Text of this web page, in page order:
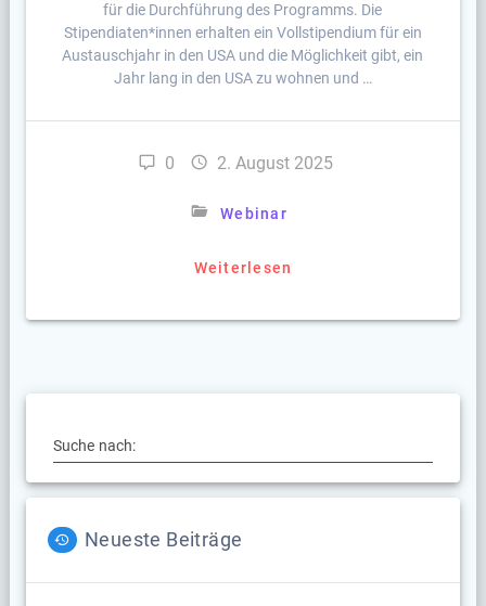
für die Durchführung des Programms. Die
Stipendiaten*innen erhalten ein Vollstipendium für ein
Austauschjahr in den USA und die Möglichkeit gibt, ein
Jahr lang in den USA zu wohnen und …
0 2. August 2025
Webinar
Weiterlesen
Suche nach:
Neueste Beiträge